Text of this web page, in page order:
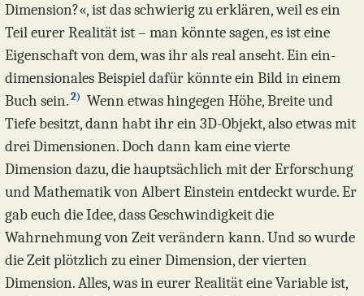
Dimension?«, ist das schwierig zu erklären, weil es ein
Teil eurer Realität ist – man könnte sagen, es ist eine
Eigenschaft von dem, was ihr als real anseht. Ein ein-
dimensionales Beispiel dafür könnte ein Bild in einem
Buch sein. 2) Wenn etwas hingegen Höhe, Breite und
Tiefe besitzt, dann habt ihr ein 3D-Objekt, also etwas mit
drei Dimensionen. Doch dann kam eine vierte
Dimension dazu, die hauptsächlich mit der Erforschung
und Mathematik von Albert Einstein entdeckt wurde. Er
gab euch die Idee, dass Geschwindigkeit die
Wahrnehmung von Zeit verändern kann. Und so wurde
die Zeit plötzlich zu einer Dimension, der vierten
Dimension. Alles, was in eurer Realität eine Variable ist,